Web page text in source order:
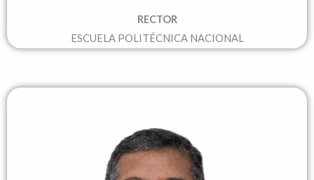
RECTOR
ESCUELA POLITÉCNICA NACIONAL